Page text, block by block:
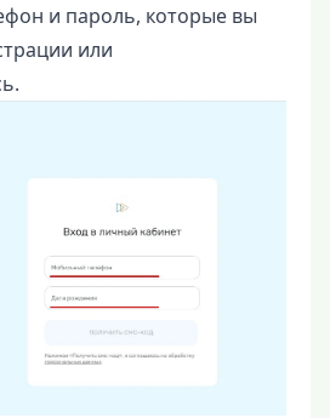
и пароль, которые вы
или